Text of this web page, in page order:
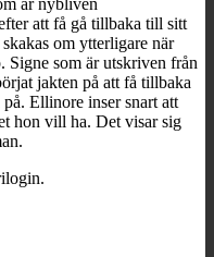
är nybliven
att få gå tillbaka till sitt
om ytterligare när
Signe som är utskriven från
jakten på att få tillbaka
Ellinore inser snart att
hon vill ha. Det visar sig